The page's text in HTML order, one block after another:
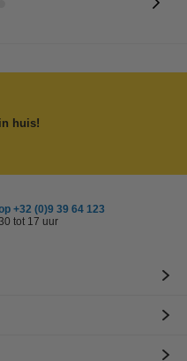
huis!
+32 (0)9 39 64 123
tot 17 uur